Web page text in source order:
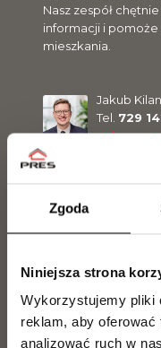
Zgoda
Niniejsza strona
Wykorzystujemy pliki
reklam, aby oferować
analizować ruch w
Nasz zespół
informacji i
mieszkania.
Jakub
Tel. 729
Sławomir
729
Tel.504